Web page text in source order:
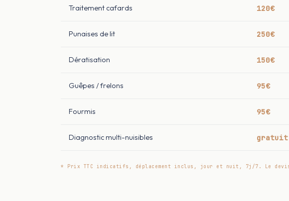
Traitement cafards 120€
Punaises de lit 250€
Dératisation 150€
Guêpes / frelons 95€
Fourmis 95€
Diagnostic multi-nuisibles gratuit
* Prix TTC indicatifs, déplacement inclus, jour et nuit, 7j/7. Le